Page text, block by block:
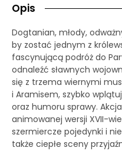
Opis
Dogtanian, młody,
by zostać jednym z
fascynującą podróż do
odnaleźć sławnych
się z trzema wiernymi
i Aramisem, szybko
oraz humoru sprawy.
animowanej wersji XVII-
szermiercze pojedynki i
także ciepłe sceny